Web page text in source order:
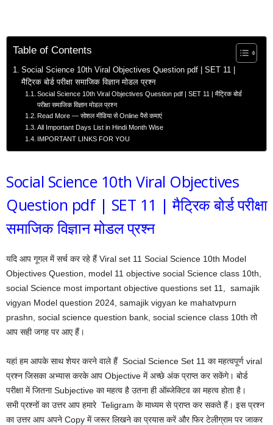
Table of Contents
Social Science 10th Viral Objectives Question pdf | SET 11 |
मैट्रिक बोर्ड परीक्षा समाजिक विज्ञान मोडल प्रश्न
Social Science 10th Viral Objectives Question pdf | SET 11 | मैट्रिक बोर्ड
परीक्षा समाजिक विज्ञान मोडल प्रश्न
Read More — सोशल मीडिया से Online पैसे कमाएं
All Important Days List in Hindi Month Wise
IMPORTANT LINKS FOR YOU
Social Science 10th Viral Objectives
Question pdf | SET 11 | मैट्रिक बोर्ड परीक्षा
समाजिक विज्ञान मोडल प्रश्न
यदि आप गूगल में सर्च कर रहे हैं Viral set 11 Social Science 10th Model
Objectives Question, model 11 objective social Science class 10th,
social Science most important objective questions set 11, samajik
vigyan Model question 2024, samajik vigyan ke mahatvpurn
prashn, social science question bank, social science class 10th तो
आप सही जगह पर आए हैं।
यहां हम आपके साथ शेयर करने वाले हैं Social Science Set 11 का महत्वपूर्ण viral
प्रश्न जिसका अभ्यास करके आप Objective में अच्छे अंक प्राप्त कर सकेंगे। बोर्ड
परीक्षा में जितना Subjective का महत्व है उतना ही ऑब्जेक्टिव का महत्व होता है।
सभी प्रश्नों का उत्तर आप हमारे Teligram के माध्यम से प्राप्त कर सकते हैं। इस प्रश्न
का उत्तर आप अपने Copy में जरूर लिखने का प्रयास करें और फिर टेलीग्राम पर जाकर